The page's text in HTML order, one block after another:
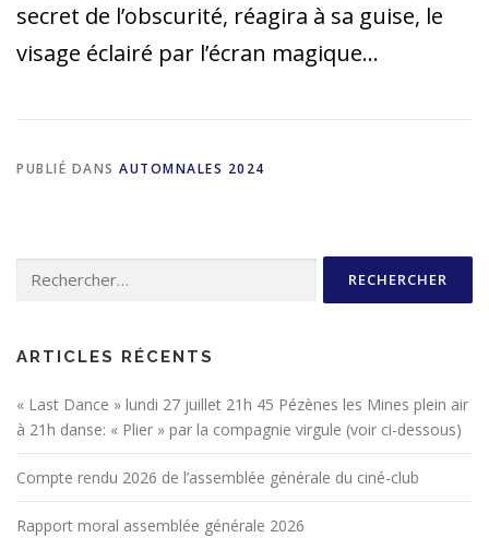
secret de l’obscurité, réagira à sa guise, le
visage éclairé par l’écran magique…
PUBLIÉ DANS AUTOMNALES 2024
ARTICLES RÉCENTS
« Last Dance » lundi 27 juillet 21h 45 Pézènes les Mines plein air
à 21h danse: « Plier » par la compagnie virgule (voir ci-dessous)
Compte rendu 2026 de l’assemblée générale du ciné-club
Rapport moral assemblée générale 2026